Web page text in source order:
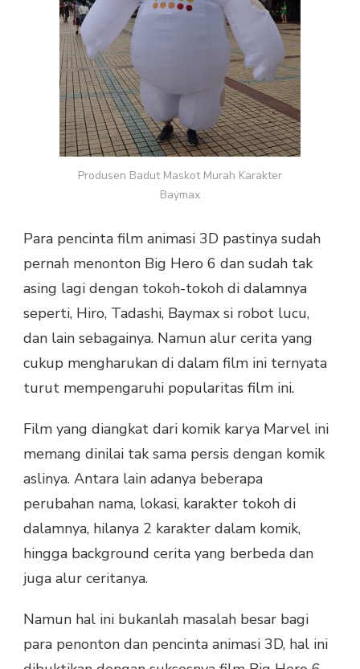
Produsen Badut Maskot Murah Karakter
Baymax
Para pencinta film animasi 3D pastinya sudah
pernah menonton Big Hero 6 dan sudah tak
asing lagi dengan tokoh-tokoh di dalamnya
seperti, Hiro, Tadashi, Baymax si robot lucu,
dan lain sebagainya. Namun alur cerita yang
cukup mengharukan di dalam film ini ternyata
turut mempengaruhi popularitas film ini.
Film yang diangkat dari komik karya Marvel ini
memang dinilai tak sama persis dengan komik
aslinya. Antara lain adanya beberapa
perubahan nama, lokasi, karakter tokoh di
dalamnya, hilanya 2 karakter dalam komik,
hingga background cerita yang berbeda dan
juga alur ceritanya.
Namun hal ini bukanlah masalah besar bagi
para penonton dan pencinta animasi 3D, hal ini